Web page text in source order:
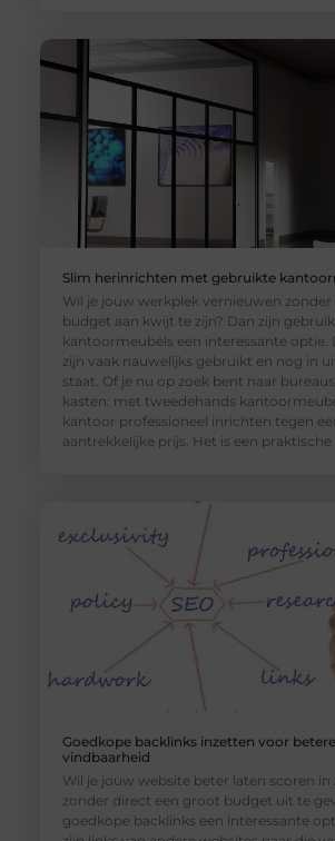
Slim herinrichten met gebruikte
Wil je jouw werkplek vernieuwen
budget aan kwijt te zijn? Dan zijn
kantoormeubels een interessante optie.
zijn vaak nauwelijks gebruikt en nog in
staat. Of je nu op zoek bent naar
kasten: met tweedehands
kantoor professioneel inrichten tegen
aantrekkelijke prijs. Het is een praktische
Goedkope backlinks inzetten voor
vindbaarheid
Wil je jouw website beter laten scoren in
zonder direct een groot budget uit te
goedkope backlinks een interessante